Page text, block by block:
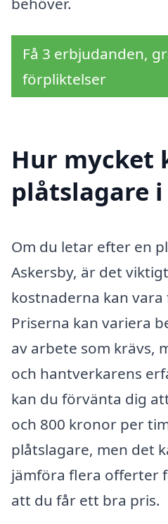
Få 3 erbjudanden,
förpliktelser
Hur mycket
plåtslagare i
Om du letar efter en
Askersby, är det
kostnaderna kan
Priserna kan variera
av arbete som krävs,
och hantverkarens
kan du förvänta dig
och 800 kronor per
plåtslagare, men det
jämföra flera offerter
att du får ett bra pris.